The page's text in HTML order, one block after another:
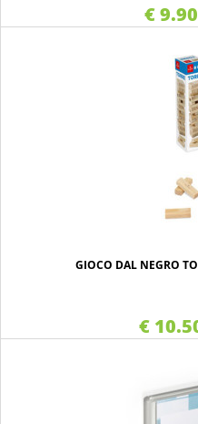
€ 9.90
GIOCO DAL NEGRO
€